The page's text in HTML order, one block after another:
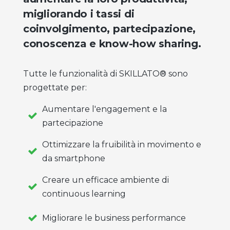
migliorando i tassi di
coinvolgimento, partecipazione,
conoscenza e know-how sharing.
Tutte le funzionalità di SKILLATO® sono
progettate per:
Aumentare l'engagement e la
partecipazione
Ottimizzare la fruibilità in movimento e
da smartphone
Creare un efficace ambiente di
continuous learning
Migliorare le business performance